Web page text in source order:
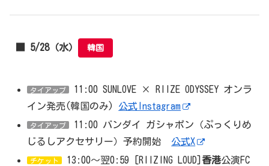
■ 5/28（水） 韓国
タイアップ
11:00 SUNLOVE × RIIZE ODYSSEY オンラ
イン発売(韓国のみ) 公式Instagram
タイアップ
11:00 バンダイ ガシャポン（ぷっくりめ
じるしアクセサリー）予約開始 公式X
チケット 13:00〜翌0:59 [RIIZING LOUD] 香港公演FC